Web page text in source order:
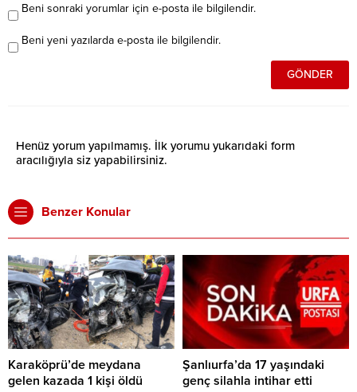
Beni sonraki yorumlar için e-posta ile bilgilendir.
Beni yeni yazılarda e-posta ile bilgilendir.
Henüz yorum yapılmamış. İlk yorumu yukarıdaki form
aracılığıyla siz yapabilirsiniz.
Benzer Konular
Karaköprü’de meydana
gelen kazada 1 kişi öldü
Şanlıurfa’da 17 yaşındaki
genç silahla intihar etti